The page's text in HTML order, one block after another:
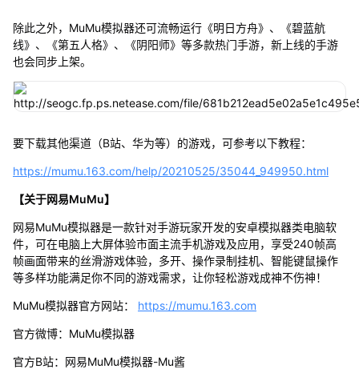
除此之外，MuMu模拟器还可流畅运行《明日方舟》、《碧蓝航
线》、《第五人格》、《阴阳师》等多款热门手游，新上线的手游
也会同步上架。
要下载其他渠道（B站、华为等）的游戏，可参考以下教程：
https://mumu.163.com/help/20210525/35044_949950.html
【关于网易MuMu】
网易MuMu模拟器是一款针对手游玩家开发的安卓模拟器类电脑软
件，可在电脑上大屏体验市面主流手机游戏及应用，享受240帧高
帧画面带来的丝滑游戏体验，多开、操作录制挂机、智能键鼠操作
等多样功能满足你不同的游戏需求，让你轻松游戏成神不伤神！
MuMu模拟器官方网站： https://mumu.163.com
官方微博：MuMu模拟器
官方B站：网易MuMu模拟器-Mu酱